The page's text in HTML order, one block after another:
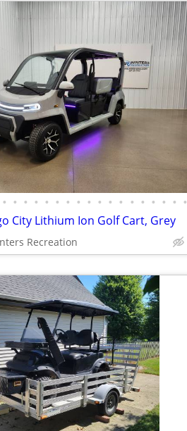
• • • • • • • • • • • • • • • • • •
City Lithium Ion Golf Cart, Grey
Recreation